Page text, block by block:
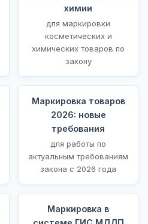
химии
для маркировки
косметических и
химических товаров по
закону
Маркировка товаров
2026: новые
требования
для работы по
актуальным требованиям
закона с 2026 года
Маркировка в